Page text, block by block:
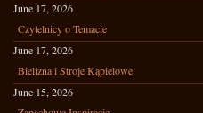
June 17, 2026
Czytelnicy o Temacie
June 17, 2026
Bielizna i Stroje Kąpielowe
June 15, 2026